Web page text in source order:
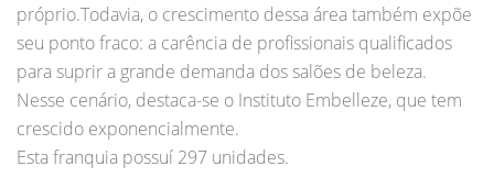
próprio.Todavia, o crescimento dessa área também expõe
seu ponto fraco: a carência de profissionais qualificados
para suprir a grande demanda dos salões de beleza.
Nesse cenário, destaca-se o Instituto Embelleze, que tem
crescido exponencialmente.
Esta franquia possuí 297 unidades.